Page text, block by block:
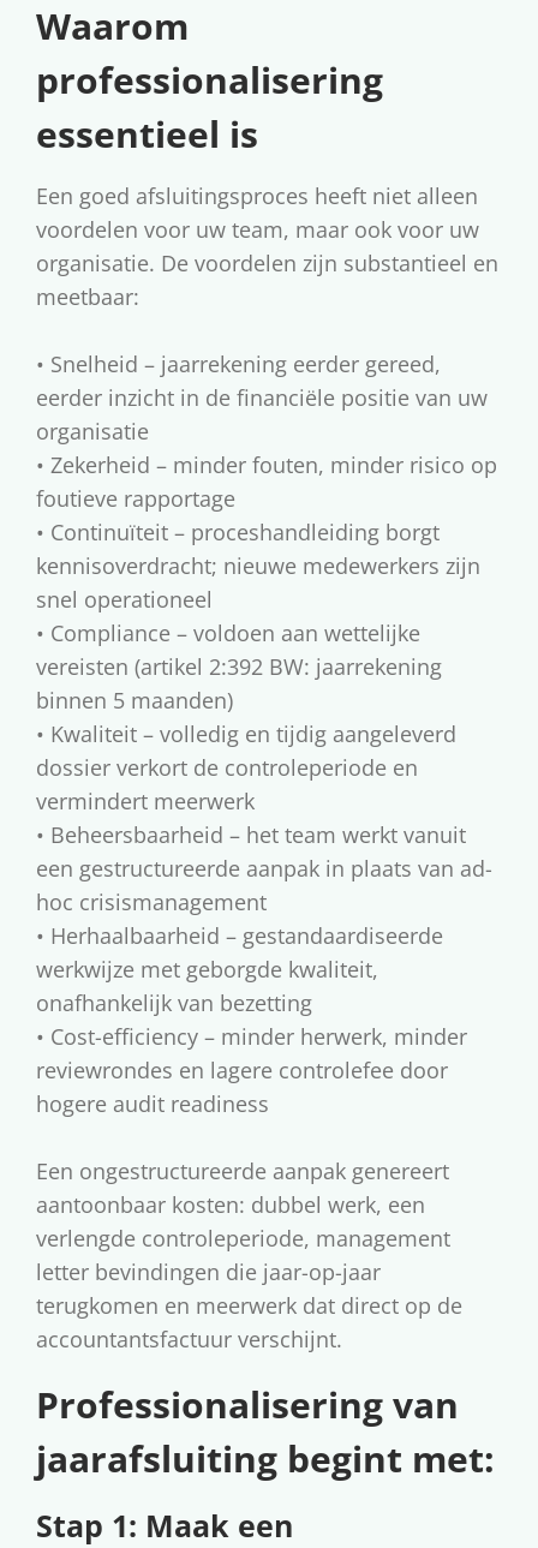
Waarom
professionalisering
essentieel is
Een goed afsluitingsproces heeft niet alleen
voordelen voor uw team, maar ook voor uw
organisatie. De voordelen zijn substantieel en
meetbaar:
• Snelheid – jaarrekening eerder gereed,
eerder inzicht in de financiële positie van uw
organisatie
• Zekerheid – minder fouten, minder risico op
foutieve rapportage
• Continuïteit – proceshandleiding borgt
kennisoverdracht; nieuwe medewerkers zijn
snel operationeel
• Compliance – voldoen aan wettelijke
vereisten (artikel 2:392 BW: jaarrekening
binnen 5 maanden)
• Kwaliteit – volledig en tijdig aangeleverd
dossier verkort de controleperiode en
vermindert meerwerk
• Beheersbaarheid – het team werkt vanuit
een gestructureerde aanpak in plaats van ad-
hoc crisismanagement
• Herhaalbaarheid – gestandaardiseerde
werkwijze met geborgde kwaliteit,
onafhankelijk van bezetting
• Cost-efficiency – minder herwerk, minder
reviewrondes en lagere controlefee door
hogere audit readiness
Een ongestructureerde aanpak genereert
aantoonbaar kosten: dubbel werk, een
verlengde controleperiode, management
letter bevindingen die jaar-op-jaar
terugkomen en meerwerk dat direct op de
accountantsfactuur verschijnt.
Professionalisering van
jaarafsluiting begint met:
Stap 1: Maak een